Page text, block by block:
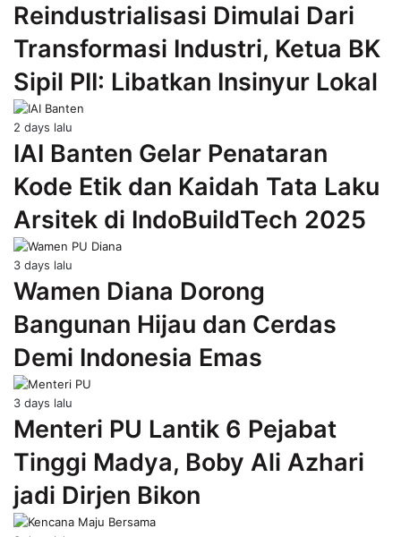
Reindustrialisasi Dimulai Dari
Transformasi Industri, Ketua BK
Sipil PII: Libatkan Insinyur Lokal
2 days lalu
IAI Banten Gelar Penataran
Kode Etik dan Kaidah Tata Laku
Arsitek di IndoBuildTech 2025
3 days lalu
Wamen Diana Dorong
Bangunan Hijau dan Cerdas
Demi Indonesia Emas
3 days lalu
Menteri PU Lantik 6 Pejabat
Tinggi Madya, Boby Ali Azhari
jadi Dirjen Bikon